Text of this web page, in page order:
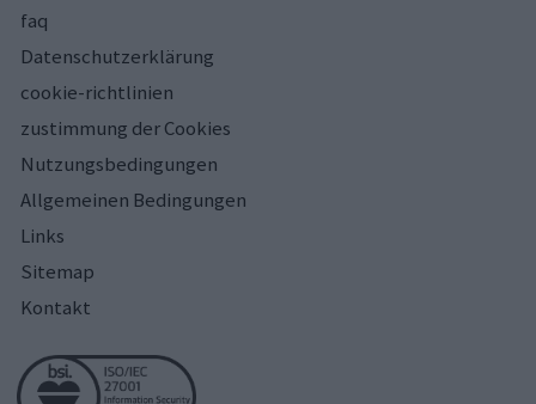
faq
Datenschutzerklärung
cookie-richtlinien
zustimmung der Cookies
Nutzungsbedingungen
Allgemeinen Bedingungen
Links
Sitemap
Kontakt